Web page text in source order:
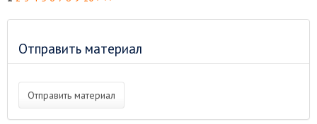
Отправить материал
Отправить материал